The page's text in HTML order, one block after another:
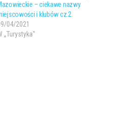
– ciekawe nazwy
i klubów cz.2.
04/2021
„Turystyka"